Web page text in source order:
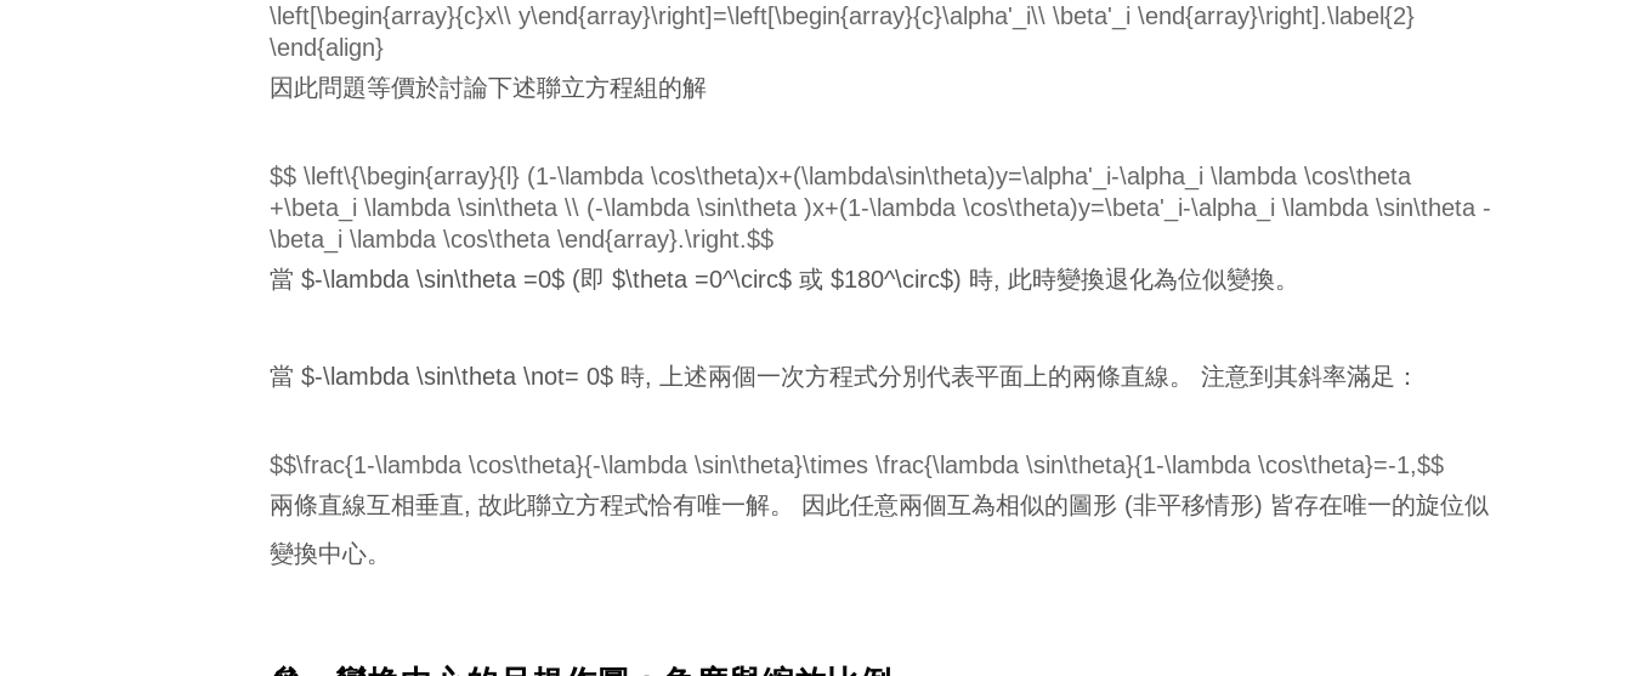
\left[\begin{array}{c}x\\ y\end{array}\right]=\left[\begin{array}{c}\alpha'_i\\ \beta'_i \end{array}\right].\label{2}
\end{align}
因此問題等價於討論下述聯立方程組的解
$$ \left\{\begin{array}{l} (1-\lambda \cos\theta)x+(\lambda\sin\theta)y=\alpha'_i-\alpha_i \lambda \cos\theta
+\beta_i \lambda \sin\theta \\ (-\lambda \sin\theta )x+(1-\lambda \cos\theta)y=\beta'_i-\alpha_i \lambda \sin\theta -
\beta_i \lambda \cos\theta \end{array}.\right.$$
當 $-\lambda \sin\theta =0$ (即 $\theta =0^\circ$ 或 $180^\circ$) 時, 此時變換退化為位似變換。
當 $-\lambda \sin\theta \not= 0$ 時, 上述兩個一次方程式分別代表平面上的兩條直線。 注意到其斜率滿足：
$$\frac{1-\lambda \cos\theta}{-\lambda \sin\theta}\times \frac{\lambda \sin\theta}{1-\lambda \cos\theta}=-1,$$
兩條直線互相垂直, 故此聯立方程式恰有唯一解。 因此任意兩個互為相似的圖形 (非平移情形) 皆存在唯一的旋位似
變換中心。